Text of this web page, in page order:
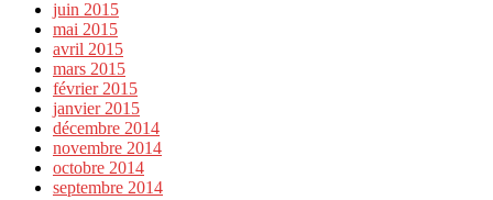
juin 2015
mai 2015
avril 2015
mars 2015
février 2015
janvier 2015
décembre 2014
novembre 2014
octobre 2014
septembre 2014